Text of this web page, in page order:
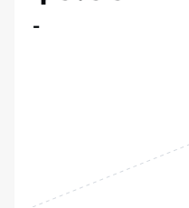
-